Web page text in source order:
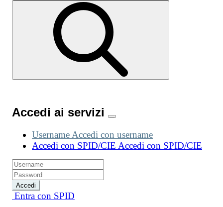
Accedi ai servizi
Username Accedi con username
Accedi con SPID/CIE Accedi con SPID/CIE
Accedi
Entra con SPID